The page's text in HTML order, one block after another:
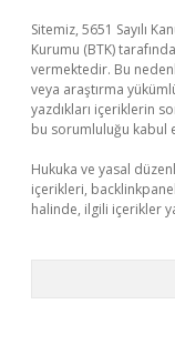
Sitemiz, 5651 Sayılı
Kurumu (BTK)
vermektedir. Bu
veya araştırma
yazdıkları içeriklerin
bu sorumluluğu kabul
Hukuka ve yasal
içerikleri,
halinde, ilgili içerikler